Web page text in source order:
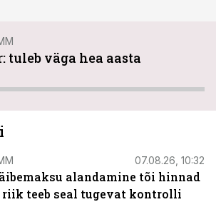
väga hea aasta
07.08.26, 10:32
alandamine tõi hinnad
teeb seal tugevat kontrolli